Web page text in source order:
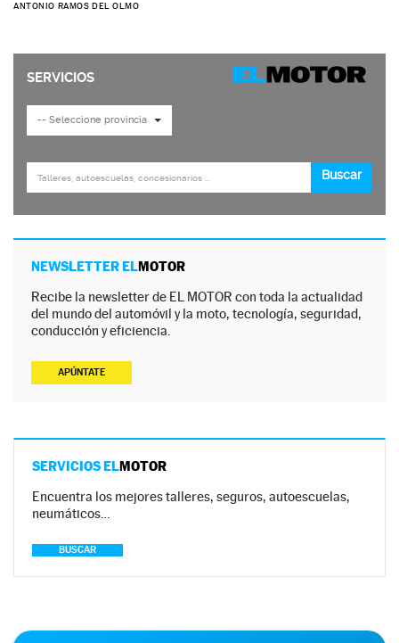
ANTONIO RAMOS DEL OLMO
NEWSLETTER ELMOTOR
Recibe la newsletter de EL MOTOR con toda la actualidad
del mundo del automóvil y la moto, tecnología, seguridad,
conducción y eficiencia.
APÚNTATE
SERVICIOS ELMOTOR
Encuentra los mejores talleres, seguros, autoescuelas,
neumáticos…
BUSCAR